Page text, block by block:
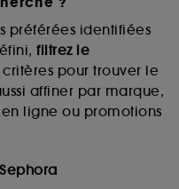
préférées identifiées
filtrez le
pour trouver le
affiner par marque,
ligne ou promotions